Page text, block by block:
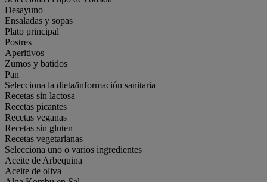
Desayuno
Ensaladas y sopas
Plato principal
Postres
Aperitivos
Zumos y batidos
Pan
Selecciona la dieta/información sanitaria
Recetas sin lactosa
Recetas picantes
Recetas veganas
Recetas sin gluten
Recetas vegetarianas
Selecciona uno o varios ingredientes
Aceite de Arbequina
Aceite de oliva